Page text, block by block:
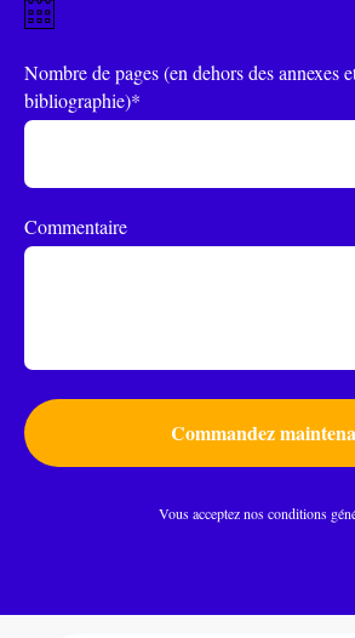
Nombre de pages (en dehors des annexes
bibliographie)*
Commentaire
Commandez
Vous acceptez nos conditions